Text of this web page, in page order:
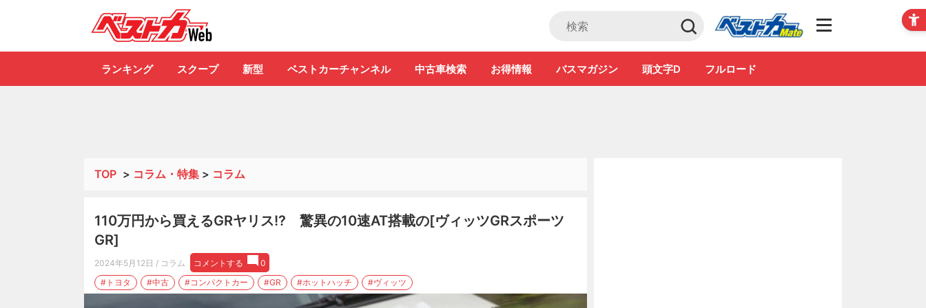
Club
ランキング スクープ 新型 ベストカーチャンネル 中古車検索 お得情報 バスマガジン 頭文字D フルロード
TOP > コラム・特集 > コラム
110万円から買えるGRヤリス!? 驚異の10速AT搭載の[ヴィッツGRスポーツ
GR]
2024年5月12日 / コラム コメントする
0
#トヨタ
#中古 #コンパクトカー #GR #ホットハッチ #ヴィッツ